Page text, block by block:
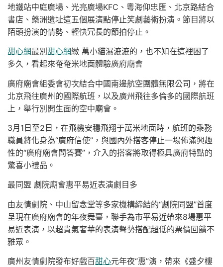
地鐵站中庭廣場、光亮廣場KFC、粵海仰忠匯、北京路結合
書店、藥洲遺址這五個展演點停止笑劇藝術扮演。節目將以
陌頭扮演的情勢、輕快冗長的節拍停止。
甜心網最別 甜心網緻 萬小貓濕漉漉的，也不知在這裡困了
多久，看起來奄奄米地面體驗廣府廟會
廣府廟會組委會初次結合中國南邊航空團體無限公司，將在
北京飛往廣州的國際航班，以及廣州飛往多倫多的國際航班
上，舉行別開生面的空中廟會。
3月1日至2日，在飛機安穩飛翔于萬米地面時，航班的乘務
職員將化身為“廣府信使”，與國內外搭客停止一場佈滿興趣
性的“廣府廟會問答賽”，介入的搭客將取得極具廣府特點的
驚喜小禮品。
最同盟 劇院廟會惠平易近表演劇目多
由友情劇院、中山留念堂等多家機構締結的“劇院同盟”首度
呈現在廣府廟會的年夜舞臺，聯手為市平易近帶來8場惠平
易近表演，以超貴氣奢華的表演聲勢搭配超低的票價回饋不
雅眾。
廣州友情劇院發布好戲百甜心元年夜“惠”演，帶來《盛夕樓